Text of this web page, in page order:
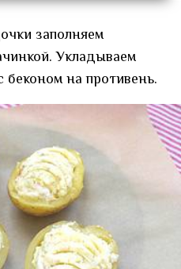
заполняем
Укладываем
на противень.